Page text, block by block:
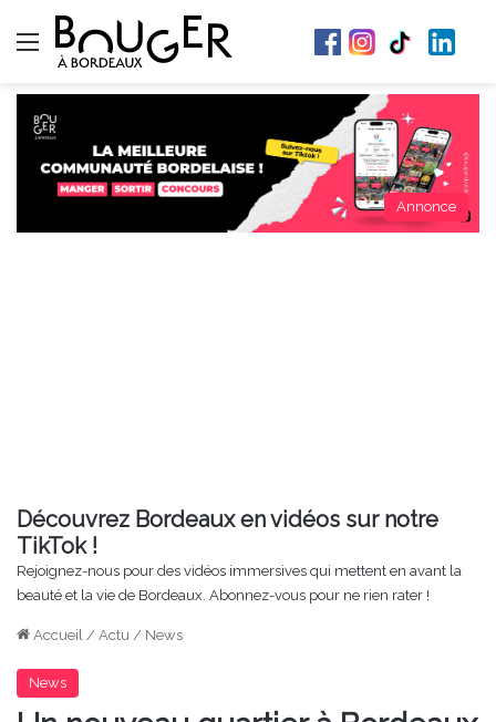
Menu
Annonce
Découvrez Bordeaux en vidéos sur notre
TikTok !
Rejoignez-nous pour des vidéos immersives qui mettent en avant la
beauté et la vie de Bordeaux. Abonnez-vous pour ne rien rater !
Accueil / Actu / News
News